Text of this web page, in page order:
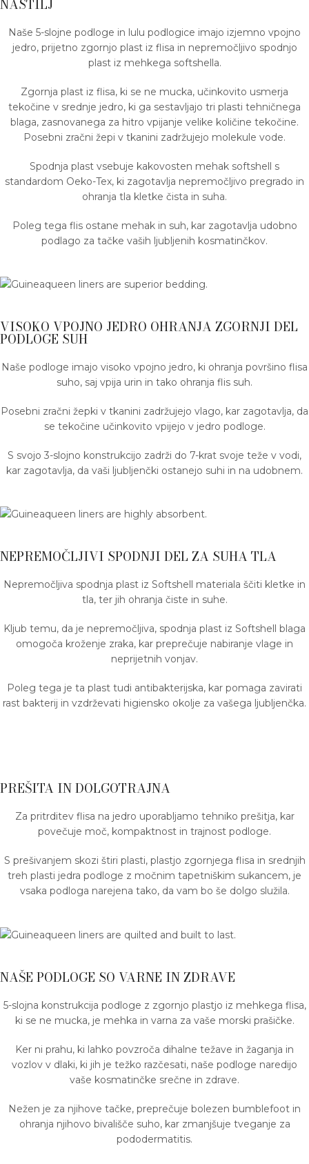
NASTILJ
Naše 5-slojne podloge in lulu podlogice imajo izjemno vpojno
jedro, prijetno zgornjo plast iz flisa in nepremočljivo spodnjo
plast iz mehkega softshella.
Zgornja plast iz flisa, ki se ne mucka, učinkovito usmerja
tekočine v srednje jedro, ki ga sestavljajo tri plasti tehničnega
blaga, zasnovanega za hitro vpijanje velike količine tekočine.
Posebni zračni žepi v tkanini zadržujejo molekule vode.
Spodnja plast vsebuje kakovosten mehak softshell s
standardom Oeko-Tex, ki zagotavlja nepremočljivo pregrado in
ohranja tla kletke čista in suha.
Poleg tega flis ostane mehak in suh, kar zagotavlja udobno
podlago za tačke vaših ljubljenih kosmatinčkov.
VISOKO VPOJNO JEDRO OHRANJA ZGORNJI DEL
PODLOGE SUH
Naše podloge imajo visoko vpojno jedro, ki ohranja površino flisa
suho, saj vpija urin in tako ohranja flis suh.
Posebni zračni žepki v tkanini zadržujejo vlago, kar zagotavlja, da
se tekočine učinkovito vpijejo v jedro podloge.
S svojo 3-slojno konstrukcijo zadrži do 7-krat svoje teže v vodi,
kar zagotavlja, da vaši ljubljenčki ostanejo suhi in na udobnem.
NEPREMOČLJIVI SPODNJI DEL ZA SUHA TLA
Nepremočljiva spodnja plast iz Softshell materiala ščiti kletke in
tla, ter jih ohranja čiste in suhe.
Kljub temu, da je nepremočljiva, spodnja plast iz Softshell blaga
omogoča kroženje zraka, kar preprečuje nabiranje vlage in
neprijetnih vonjav.
Poleg tega je ta plast tudi antibakterijska, kar pomaga zavirati
rast bakterij in vzdrževati higiensko okolje za vašega ljubljenčka.
PREŠITA IN DOLGOTRAJNA
Za pritrditev flisa na jedro uporabljamo tehniko prešitja, kar
povečuje moč, kompaktnost in trajnost podloge.
S prešivanjem skozi štiri plasti, plastjo zgornjega flisa in srednjih
treh plasti jedra podloge z močnim tapetniškim sukancem, je
vsaka podloga narejena tako, da vam bo še dolgo služila.
NAŠE PODLOGE SO VARNE IN ZDRAVE
5-slojna konstrukcija podloge z zgornjo plastjo iz mehkega flisa,
ki se ne mucka, je mehka in varna za vaše morski prašičke.
Ker ni prahu, ki lahko povzroča dihalne težave in žaganja in
vozlov v dlaki, ki jih je težko razčesati, naše podloge naredijo
vaše kosmatinčke srečne in zdrave.
Nežen je za njihove tačke, preprečuje bolezen bumblefoot in
ohranja njihovo bivališče suho, kar zmanjšuje tveganje za
pododermatitis.